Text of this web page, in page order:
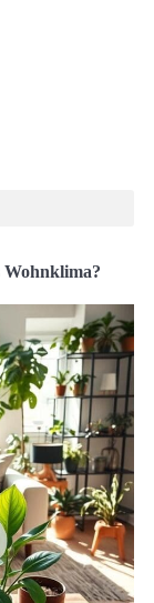
Wohnklima?